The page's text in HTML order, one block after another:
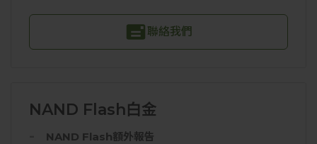
聯絡我們
NAND Flash白金
NAND Flash額外報告